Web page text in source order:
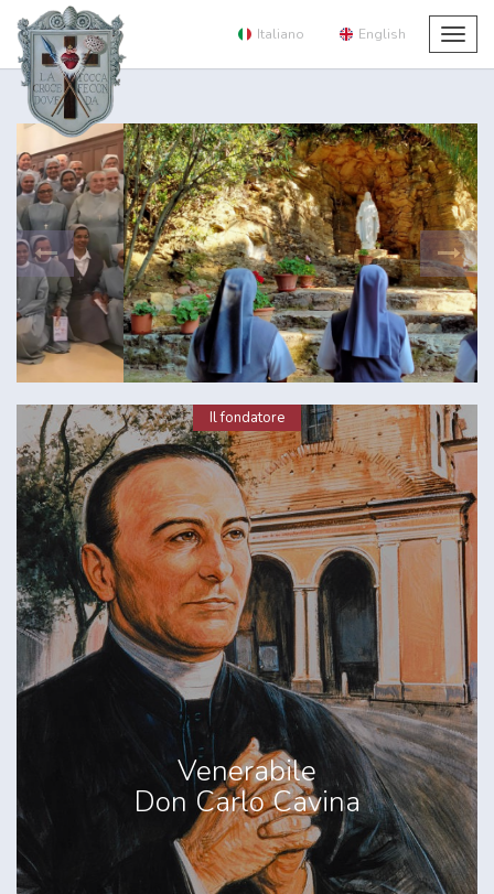
Italiano English
Il fondatore
Venerabile
Don Carlo Cavina